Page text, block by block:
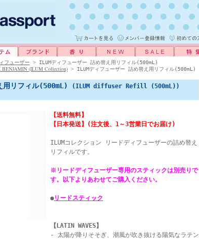
フューザー > ILUMディフューザー 詰め替え用リフィル(500mL)
(ILUM Collection) > ILUMディフューザー 詰め替え用リフィル(500mL)
用リフィル(500mL) (ILUM diffuser Refill (500mL))
【送料無料】
【日本発送】(注文後、1～3営業日でお届け)
ILUMコレクション リードディフューザーの詰め替え
リフィルです。
※リードディフューザー専用のスティックは別売りで
す。以下よりあわせてご購入ください。
●リードスティック
【LATIN WAVES】
- 太陽が降りそそぎ、潮風が吹き抜ける陽気なラテン